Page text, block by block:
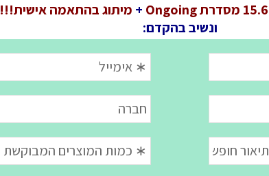
+ מיתוג בהתאמה אישית!!!
ונשיב בהקדם: